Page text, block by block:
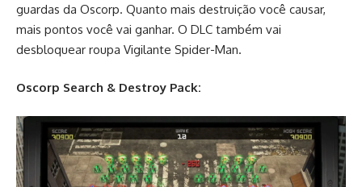
guardas da Oscorp. Quanto mais destruição você causar,
mais pontos você vai ganhar. O DLC também vai
desbloquear roupa Vigilante Spider-Man.
Oscorp Search & Destroy Pack: